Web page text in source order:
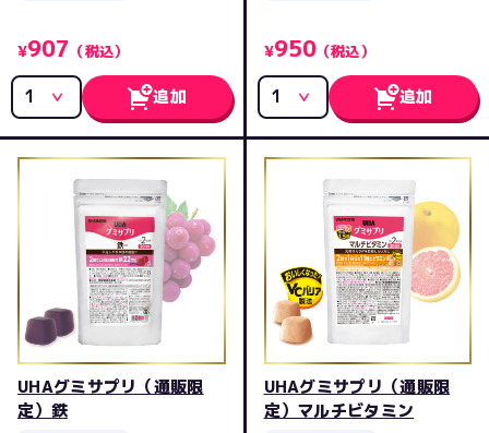
¥907 （税込）
追加
¥950（税込）
追加
UHAグミサプリ（通販限
定）鉄
UHAグミサプリ（通販限
定）マルチビタミン